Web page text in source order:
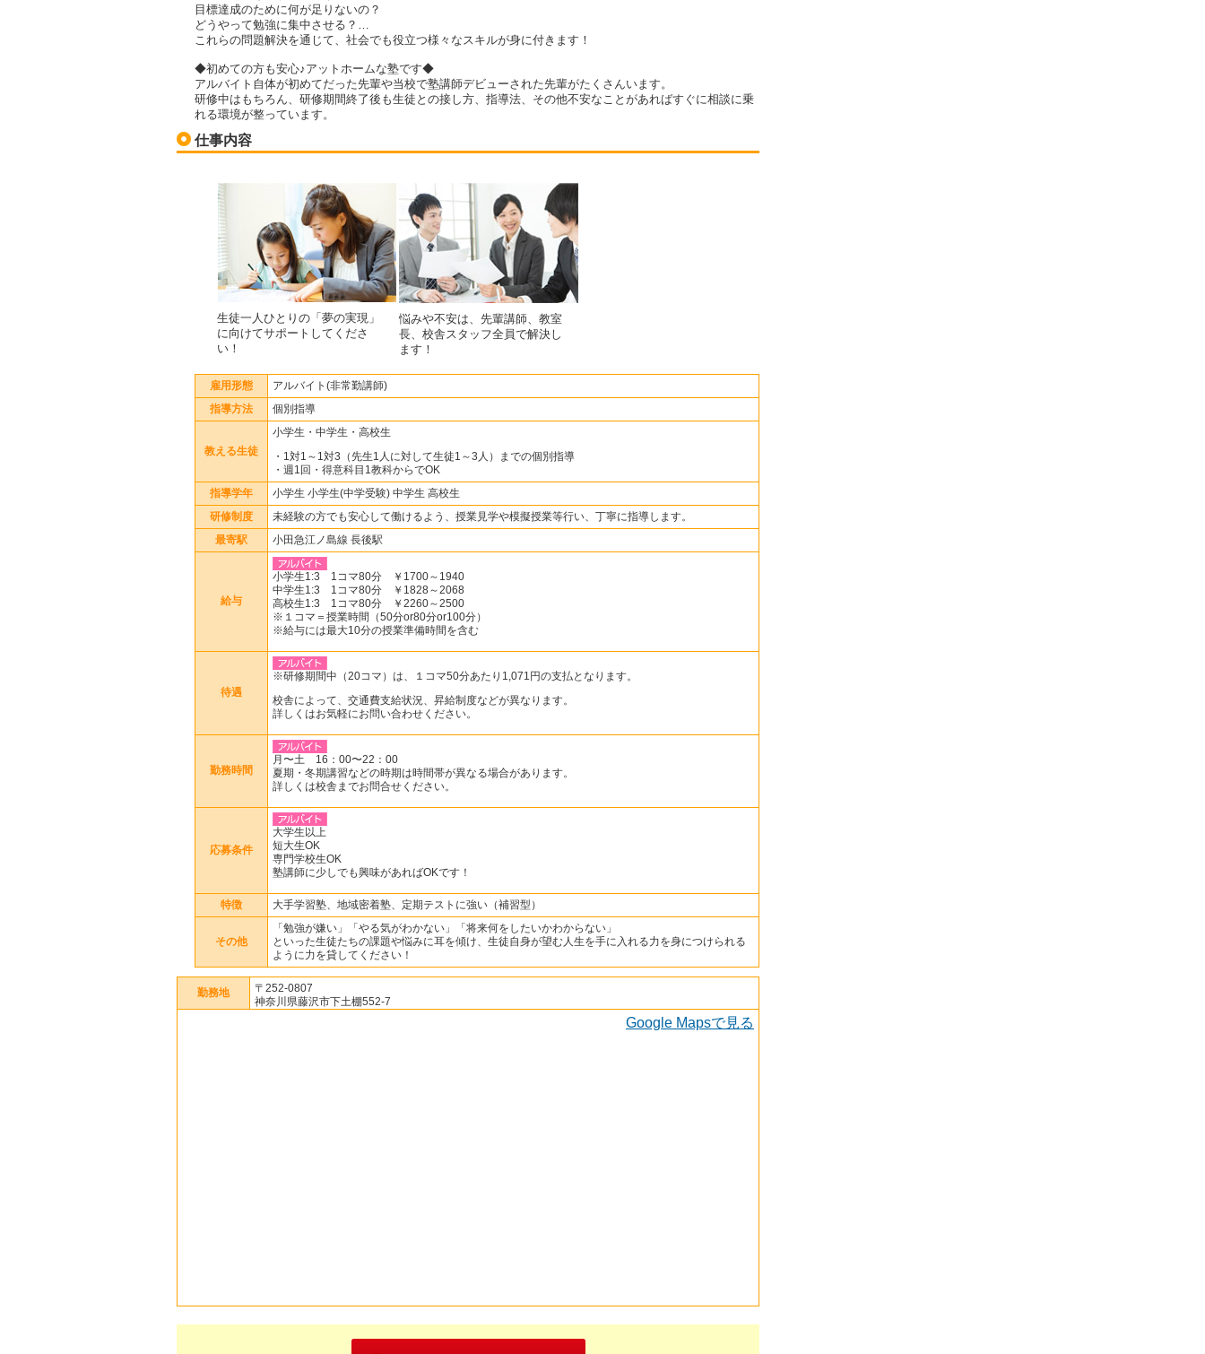
目標達成のために何が足りないの？
どうやって勉強に集中させる？…
これらの問題解決を通じて、社会でも役立つ様々なスキルが身に付きます！
◆初めての方も安心♪アットホームな塾です◆
アルバイト自体が初めてだった先輩や当校で塾講師デビューされた先輩がたくさんいます。
研修中はもちろん、研修期間終了後も生徒との接し方、指導法、その他不安なことがあればすぐに相談に乗
れる環境が整っています。
仕事内容
生徒一人ひとりの「夢の実現」
に向けてサポートしてくださ
い！
悩みや不安は、先輩講師、教室
長、校舎スタッフ全員で解決し
ます！
雇用形態 アルバイト(非常勤講師)
指導方法 個別指導
教える生徒
小学生・中学生・高校生
・1対1～1対3（先生1人に対して生徒1～3人）までの個別指導
・週1回・得意科目1教科からでOK
指導学年 小学生 小学生(中学受験) 中学生 高校生
研修制度 未経験の方でも安心して働けるよう、授業見学や模擬授業等行い、丁寧に指導します。
最寄駅 小田急江ノ島線 長後駅
給与
小学生1:3 1コマ80分 ￥1700～1940
中学生1:3 1コマ80分 ￥1828～2068
高校生1:3 1コマ80分 ￥2260～2500
※１コマ＝授業時間（50分or80分or100分）
※給与には最大10分の授業準備時間を含む
待遇
※研修期間中（20コマ）は、１コマ50分あたり1,071円の支払となります。
校舎によって、交通費支給状況、昇給制度などが異なります。
詳しくはお気軽にお問い合わせください。
勤務時間
月〜土 16：00〜22：00
夏期・冬期講習などの時期は時間帯が異なる場合があります。
詳しくは校舎までお問合せください。
応募条件
大学生以上
短大生OK
専門学校生OK
塾講師に少しでも興味があればOKです！
特徴 大手学習塾、地域密着塾、定期テストに強い（補習型）
その他
「勉強が嫌い」「やる気がわかない」「将来何をしたいかわからない」
といった生徒たちの課題や悩みに耳を傾け、生徒自身が望む人生を手に入れる力を身につけられる
ように力を貸してください！
勤務地
〒252-0807
神奈川県藤沢市下土棚552-7
Google Mapsで見る